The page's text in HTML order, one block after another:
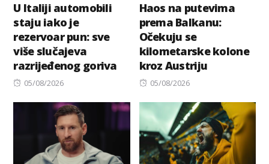
U Italiji automobili
staju iako je
rezervoar pun: sve
više slučajeva
razrijeđenog goriva
Posted
05/08/2026
Haos na putevima
prema Balkanu:
Očekuju se
kilometarske kolone
kroz Austriju
Posted
05/08/2026